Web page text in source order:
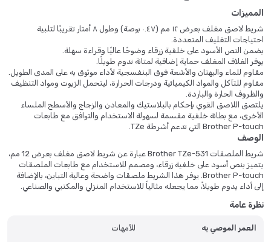
المميزات
شريط لاصق مغلف بعرض ١٢ مم (٠.٤٧ بوصة) وطول ٨ أمتار تقريبًا لتلبية
احتياجات التغليف المتعددة.
يضمن النص الأسود على خلفية زرقاء وضوحًا عاليًا وقراءة سهلة.
يوفر الغلاف المغلف حماية إضافية لمتانة تدوم طويلًا.
مقاوم للماء والبهتان والأشعة فوق البنفسجية لأداء موثوق به على المدى الطويل.
مقاوم للتآكل والمواد الكيميائية ودرجات الحرارة، ليتحمل الزيوت ومواد التنظيف
والظروف الحارة والباردة.
يلتصق اللاصق القوي بإحكام بالبلاستيك والمعادن والزجاج والأسطح الملساء
الأخرى، مع بطانة خلفية مقسمة لسهولة الاستخدام والتوافق مع طابعات
Brother P-touch التي تدعم أشرطة TZe.
الوصف
شريط الملصقات Brother TZe-531 عبارة عن شريط لاصق مغلف بعرض 12 مم،
يتميز بنص أسود على خلفية زرقاء، ومصمم للاستخدام مع طابعات الملصقات
Brother P-touch. يوفر هذا الشريط ملصقات واضحة وعالية التباين، بالإضافة
إلى أداء يدوم طويلاً، مما يجعله مثالياً للاستخدام المنزلي والمكتبي والصناعي.
نظرة عامة
العمر الموصي به للأمهات